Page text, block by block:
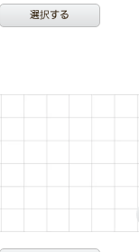
選択する